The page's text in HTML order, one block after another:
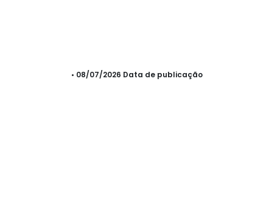
• 08/07/2026 Data de publicação